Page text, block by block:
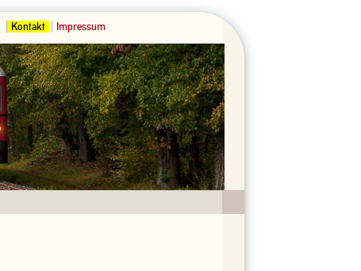
Kontakt Impressum